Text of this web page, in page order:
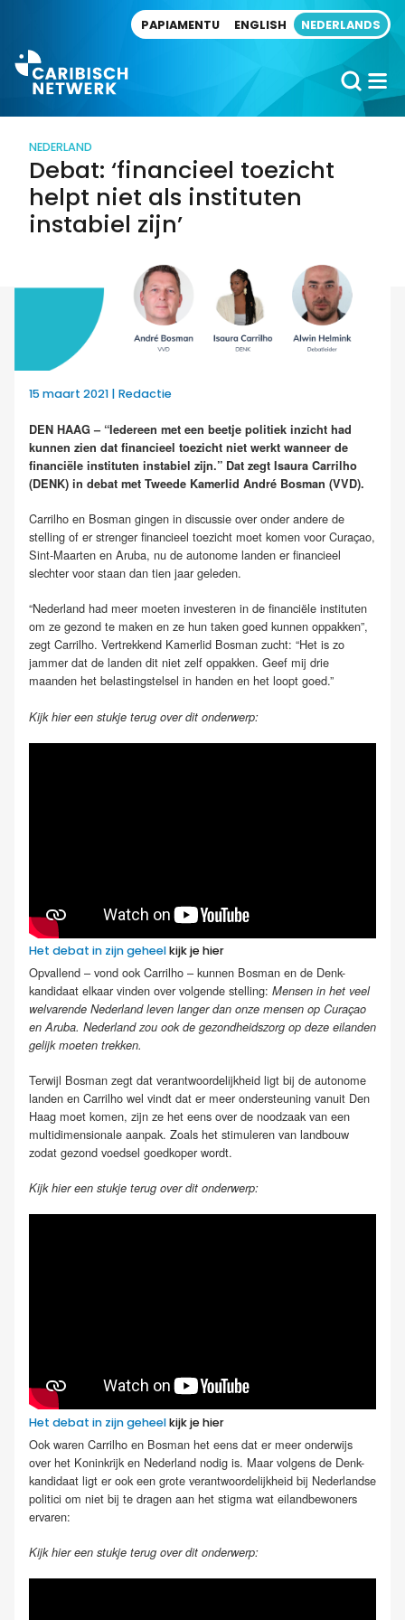
PAPIAMENTU ENGLISH NEDERLANDS
NEDERLAND
Debat: ‘financieel toezicht
helpt niet als instituten
instabiel zijn’
15 maart 2021 | Redactie
DEN HAAG – “Iedereen met een beetje politiek inzicht had
kunnen zien dat financieel toezicht niet werkt wanneer de
financiële instituten instabiel zijn.” Dat zegt Isaura Carrilho
(DENK) in debat met Tweede Kamerlid André Bosman (VVD).
Carrilho en Bosman gingen in discussie over onder andere de
stelling of er strenger financieel toezicht moet komen voor Curaçao,
Sint-Maarten en Aruba, nu de autonome landen er financieel
slechter voor staan dan tien jaar geleden.
“Nederland had meer moeten investeren in de financiële instituten
om ze gezond te maken en ze hun taken goed kunnen oppakken”,
zegt Carrilho. Vertrekkend Kamerlid Bosman zucht: “Het is zo
jammer dat de landen dit niet zelf oppakken. Geef mij drie
maanden het belastingstelsel in handen en het loopt goed.”
Kijk hier een stukje terug over dit onderwerp:
Het debat in zijn geheelkijk je hier
Opvallend – vond ook Carrilho – kunnen Bosman en de Denk-
kandidaat elkaar vinden over volgende stelling: Mensen in het veel
welvarende Nederland leven langer dan onze mensen op Curaçao
en Aruba. Nederland zou ook de gezondheidszorg op deze eilanden
gelijk moeten trekken.
Terwijl Bosman zegt dat verantwoordelijkheid ligt bij de autonome
landen en Carrilho wel vindt dat er meer ondersteuning vanuit Den
Haag moet komen, zijn ze het eens over de noodzaak van een
multidimensionale aanpak. Zoals het stimuleren van landbouw
zodat gezond voedsel goedkoper wordt.
Kijk hier een stukje terug over dit onderwerp:
Het debat in zijn geheelkijk je hier
Ook waren Carrilho en Bosman het eens dat er meer onderwijs
over het Koninkrijk en Nederland nodig is. Maar volgens de Denk-
kandidaat ligt er ook een grote verantwoordelijkheid bij Nederlandse
politici om niet bij te dragen aan het stigma wat eilandbewoners
ervaren:
Kijk hier een stukje terug over dit onderwerp: